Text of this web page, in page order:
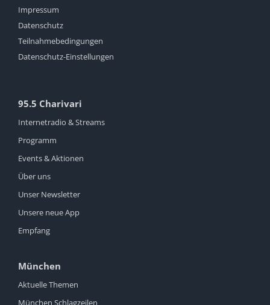
Impressum
Datenschutz
Teilnahmebedingungen
Datenschutz-Einstellungen
95.5 Charivari
Internetradio & Streams
Programm
Events & Aktionen
Über uns
Unser Newsletter
Unsere neue App
Empfang
München
Aktuelle Themen
München Schlagzeilen